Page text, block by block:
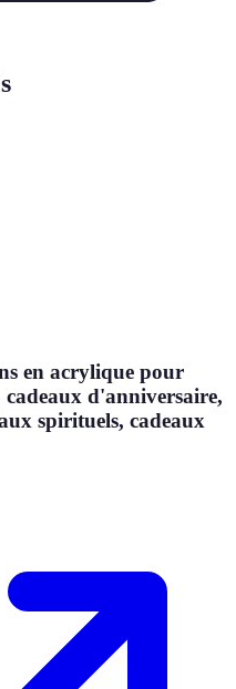
en acrylique pour
cadeaux d'anniversaire,
spirituels, cadeaux